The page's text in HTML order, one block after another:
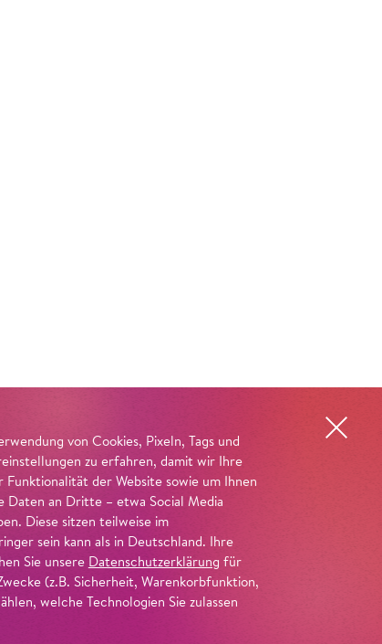
von Cookies, Pixeln, Tags und
zu erfahren, damit wir Ihre
der Website sowie um Ihnen
Daten an Dritte – etwa Social Media
Diese sitzen teilweise im
sein kann als in Deutschland. Ihre
Sie unsere Datenschutzerklärung für
(z.B. Sicherheit, Warenkorbfunktion,
welche Technologien Sie zulassen